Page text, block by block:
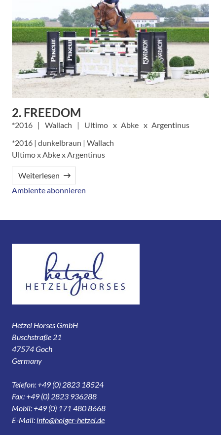
2. FREEDOM
2016 Wallach Ultimo Abke
Argentinus
*2016 | dunkelbraun | Wallach
Ultimo x Abke x Argentinus
Weiterlesen
Ambiente abonnieren
Hetzel Horses GmbH
Buschstraße 21
47574 Goch
Germany
Telefon: +49 (0) 2823 18524
Fax: +49 (0) 2823 936288
Mobil: +49 (0) 171 480 8668
E-Mail: info@holger-hetzel.de